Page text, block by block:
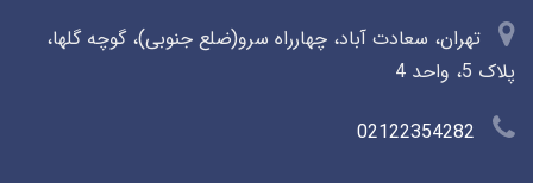
تهران، سعادت آباد، چهارراه سرو(ضلع جنوبی)، گوچه گلها،
پلاک 5، واحد 4
02122354282